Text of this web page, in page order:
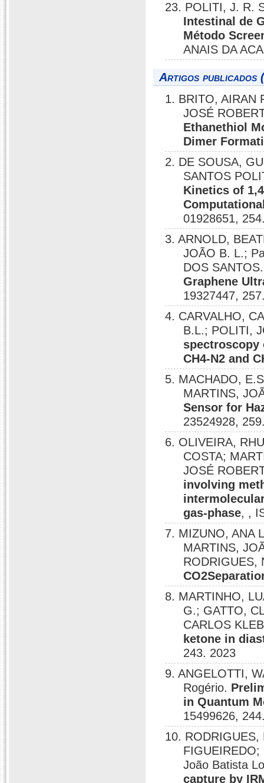
23. POLITI, J. R.
Intestinal de
Método
ANAIS DA
Artigos publicados
1. BRITO, AIRAN
JOSÉ
Ethanethiol
Dimer
2. DE SOUSA,
SANTOS
Kinetics of
01928651,
3. ARNOLD,
JOÃO B. L.;
DOS
Graphene
19327447,
4. CARVALHO,
B.L.; POLITI,
spectroscopy
CH4-N2 and
5. MACHADO,
MARTINS,
Sensor for
23524928,
6. OLIVEIRA,
COSTA;
JOSÉ
involving
gas-phase, ,
7. MIZUNO, ANA
MARTINS,
RODRIGUES,
8. MARTINHO,
G.; GATTO,
CARLOS
ketone in
243. 2023
9. ANGELOTTI,
Rogério.
in Quantum
15499626,
10. RODRIGUES,
João Batista
capture by